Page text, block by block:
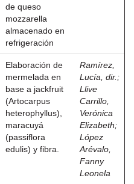
de queso
mozzarella
almacenado en
refrigeración
Elaboración de
mermelada en
base a jackfruit
(Artocarpus
heterophyllus),
maracuyá
(passiflora
edulis) y fibra.
Ramírez,
Lucía, dir. ;
Llive
Carrillo,
Verónica
Elizabeth;
López
Arévalo,
Fanny
Leonela